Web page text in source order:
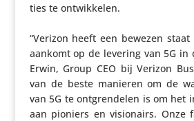
ties te ontwikkelen.
“Verizon heeft een bewezen
aankomt op de levering van 5G in
Erwin, Group CEO bij Verizon
van de beste manieren om de
van 5G te ontgren­delen is om het
aan pioniers en visi­o­nairs. Onze